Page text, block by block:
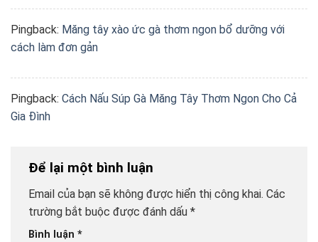
Pingback: Măng tây xào ức gà thơm ngon bổ dưỡng với
cách làm đơn gản
Pingback: Cách Nấu Súp Gà Măng Tây Thơm Ngon Cho Cả
Gia Đình
Để lại một bình luận
Email của bạn sẽ không được hiển thị công khai. Các
trường bắt buộc được đánh dấu *
Bình luận *